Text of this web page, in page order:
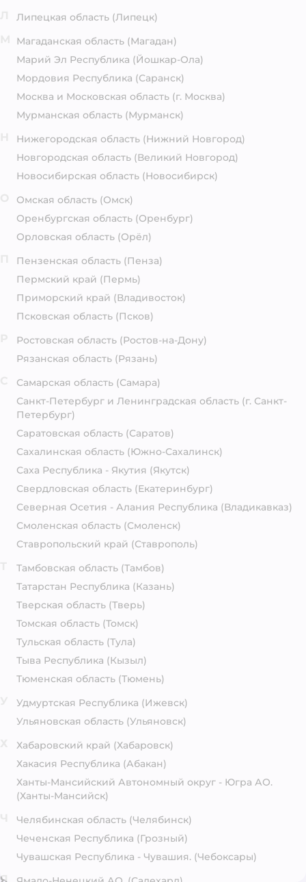
Липецкая область (Липецк)
Магаданская область (Магадан)
Марий Эл Республика (Йошкар-Ола)
Мордовия Республика (Саранск)
Москва и Московская область (г. Москва)
Мурманская область (Мурманск)
Нижегородская область (Нижний Новгород)
Новгородская область (Великий Новгород)
Новосибирская область (Новосибирск)
Омская область (Омск)
Оренбургская область (Оренбург)
Орловская область (Орёл)
Пензенская область (Пенза)
Пермский край (Пермь)
Приморский край (Владивосток)
Псковская область (Псков)
Ростовская область (Ростов-на-Дону)
Рязанская область (Рязань)
Самарская область (Самара)
Санкт-Петербург и Ленинградская область (г. Санкт-
Петербург)
Саратовская область (Саратов)
Сахалинская область (Южно-Сахалинск)
Саха Республика - Якутия (Якутск)
Свердловская область (Екатеринбург)
Северная Осетия - Алания Республика (Владикавказ)
Смоленская область (Смоленск)
Ставропольский край (Ставрополь)
Тамбовская область (Тамбов)
Татарстан Республика (Казань)
Тверская область (Тверь)
Томская область (Томск)
Тульская область (Тула)
Тыва Республика (Кызыл)
Тюменская область (Тюмень)
Удмуртская Республика (Ижевск)
Ульяновская область (Ульяновск)
Хабаровский край (Хабаровск)
Хакасия Республика (Абакан)
Ханты-Мансийский Автономный округ - Югра АО.
(Ханты-Мансийск)
Челябинская область (Челябинск)
Чеченская Республика (Грозный)
Чувашская Республика - Чувашия. (Чебоксары)
Я